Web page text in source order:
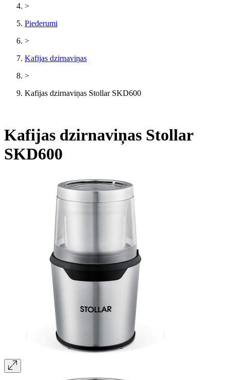
>
Piederumi
>
Kafijas dzirnaviņas
>
Kafijas dzirnaviņas Stollar SKD600
Kafijas dzirnaviņas Stollar
SKD600